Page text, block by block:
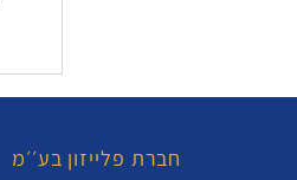
חברת פלייזון בע׳׳מ